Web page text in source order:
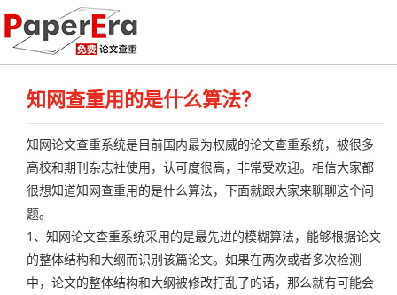
知网查重用的是什么算法？
知网论文查重系统是目前国内最为权威的论文查重系统，被很多
高校和期刊杂志社使用，认可度很高，非常受欢迎。相信大家都
很想知道知网查重用的是什么算法，下面就跟大家来聊聊这个问
题。
1、知网论文查重系统采用的是最先进的模糊算法，能够根据论文
的整体结构和大纲而识别该篇论文。如果在两次或者多次检测
中，论文的整体结构和大纲被修改打乱了的话，那么就有可能会